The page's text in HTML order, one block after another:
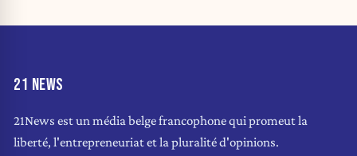
21 NEWS
21News est un média belge francophone qui promeut la
liberté, l'entrepreneuriat et la pluralité d'opinions.